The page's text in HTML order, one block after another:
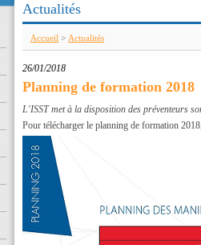
Actualités
Accueil > Actualités
26/01/2018
Planning de formation 2018
L'ISST met à la disposition des préventeurs
Pour télécharger le planning de formation